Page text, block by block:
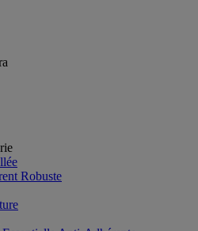
Robuste